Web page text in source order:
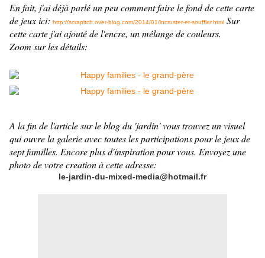
En fait, j'ai déjà parlé un peu comment faire le fond de cette carte
de jeux ici: http://scrapitch.over-blog.com/2014/01/incruster-et-souffler.html Sur
cette carte j'ai ajouté de l'encre, un mélange de couleurs.
Zoom sur les détails:
A la fin de l'article sur le blog du 'jardin' vous trouvez un visuel
qui ouvre la galerie avec toutes les participations pour le jeux de
sept familles. Encore plus d'inspiration pour vous. Envoyez une
photo de votre creation à cette adresse:
le-jardin-du-mixed-media@hotmail.fr